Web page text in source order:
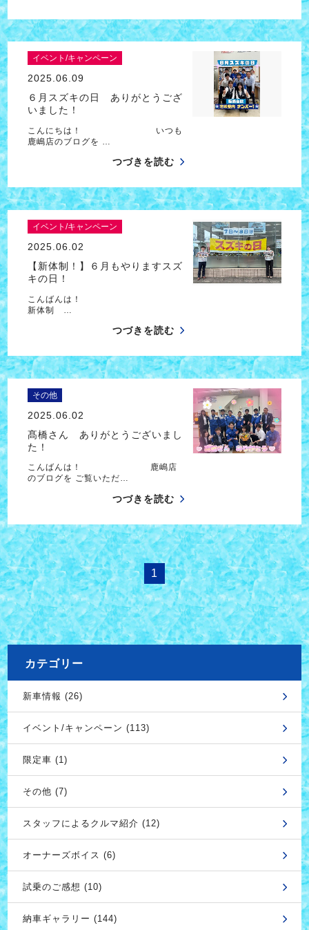
イベント/キャンペーン
2025.06.09
６月スズキの日 ありがとうござ
いました！
こんにちは！ いつも
鹿嶋店のブログを …
つづきを読む
イベント/キャンペーン
2025.06.02
【新体制！】６月もやりますスズ
キの日！
こんばんは！
新体制 …
つづきを読む
その他
2025.06.02
髙橋さん ありがとうございまし
た！
こんばんは！ 鹿嶋店
のブログを ご覧いただ…
つづきを読む
1
カテゴリー
新車情報 (26)
イベント/キャンペーン (113)
限定車 (1)
その他 (7)
スタッフによるクルマ紹介 (12)
オーナーズボイス (6)
試乗のご感想 (10)
納車ギャラリー (144)